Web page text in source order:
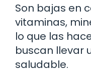
Son bajas en
vitaminas,
lo que las
buscan llevar
saludable.